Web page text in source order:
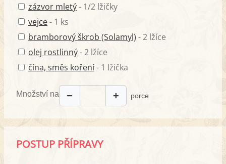
zázvor mletý- 1/2 lžičky
vejce- 1 ks
bramborový škrob (Solamyl) - 2 lžíce
olej rostlinný- 2 lžíce
čína, směs koření- 1 lžička
Množství na − + porce
POSTUP PŘÍPRAVY